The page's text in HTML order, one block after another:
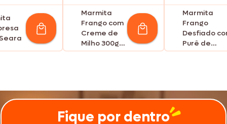
Marmita
Frango com
Creme de
Milho 300g
Seara
Marmita
Frango
Desfiado
Purê de
Batata e
Fique por dentro